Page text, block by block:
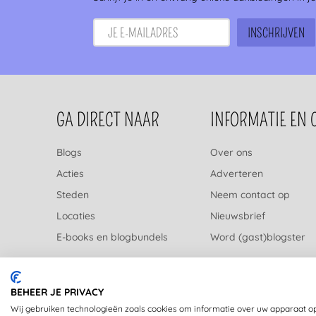
FOOTERNAVIGATIE
GA DIRECT NAAR
Blogs
Acties
Steden
Locaties
E-books en blogbundels
INFORMATIE EN
Over ons
Adverteren
Neem contact op
Nieuwsbrief
Word (gast)blogster
BEHEER JE PRIVACY
Wij gebruiken technologieën zoals cookies om informatie over uw apparaat